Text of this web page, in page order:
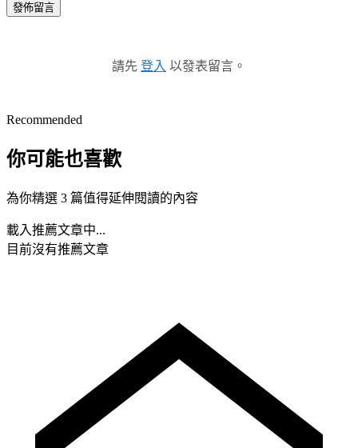
發佈留言
請先 登入 以發表留言。
Recommended
你可能也喜歡
為你精選 3 篇值得延伸閱讀的內容
載入推薦文章中...
目前沒有推薦文章